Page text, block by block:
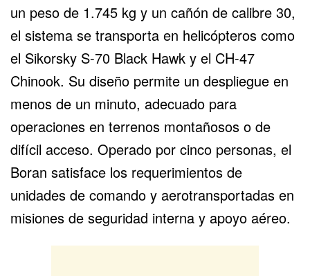
un peso de 1.745 kg y un cañón de calibre 30,
el sistema se transporta en helicópteros como
el Sikorsky S-70 Black Hawk y el CH-47
Chinook. Su diseño permite un despliegue en
menos de un minuto, adecuado para
operaciones en terrenos montañosos o de
difícil acceso. Operado por cinco personas, el
Boran satisface los requerimientos de
unidades de comando y aerotransportadas en
misiones de seguridad interna y apoyo aéreo.